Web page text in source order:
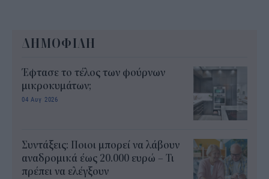
ΔΗΜΟΦΙΛΗ
Έφτασε το τέλος των φούρνων
μικροκυμάτων;
04 Αυγ 2026
Συντάξεις: Ποιοι μπορεί να λάβουν
αναδρομικά έως 20.000 ευρώ – Τι
πρέπει να ελέγξουν